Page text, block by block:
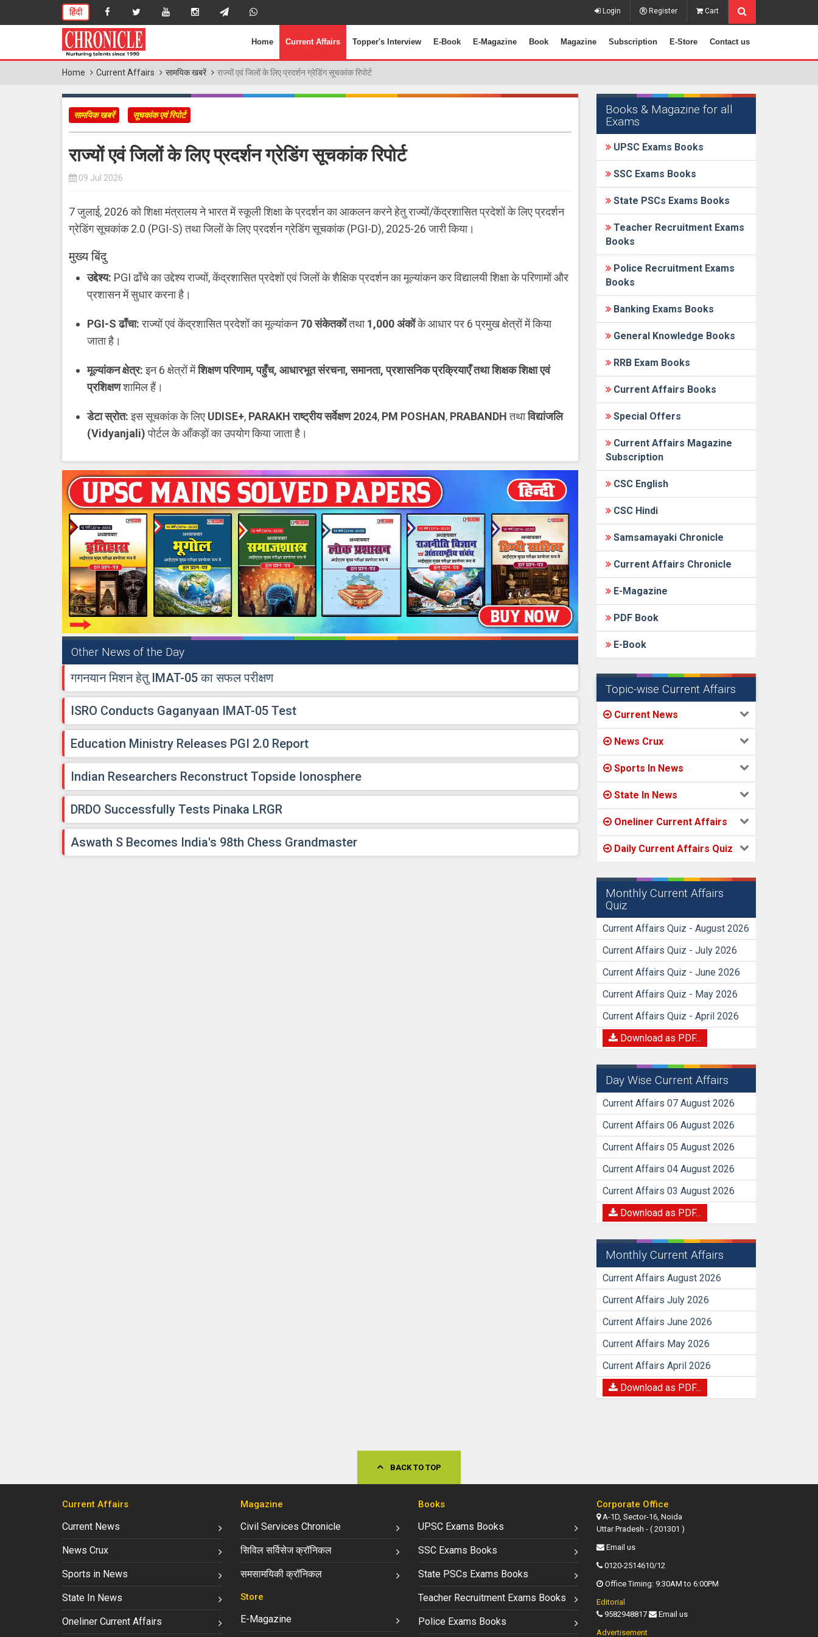
हिंदी Login Register Cart
Home Current Affairs Topper's Interview E-Book E-Magazine Book Magazine Subscription E-Store Contact us
Home Current Affairs सामयिक खबरें राज्यों एवं जिलों के लिए प्रदर्शन ग्रेडिंग सूचकांक रिपोर्ट
सामयिक खबरें सूचकांक एवं रिपोर्ट
राज्यों एवं जिलों के लिए प्रदर्शन ग्रेडिंग सूचकांक रिपोर्ट
09 Jul 2026
7 जुलाई, 2026 को शिक्षा मंत्रालय ने भारत में स्कूली शिक्षा के प्रदर्शन का आकलन करने हेतु राज्यों/केंद्रशासित प्रदेशों के लिए प्रदर्शन
ग्रेडिंग सूचकांक 2.0 (PGI-S) तथा जिलों के लिए प्रदर्शन ग्रेडिंग सूचकांक (PGI-D), 2025-26 जारी किया।
मुख्य बिंदु
उद्देश्य: PGI ढाँचे का उद्देश्य राज्यों, केंद्रशासित प्रदेशों एवं जिलों के शैक्षिक प्रदर्शन का मूल्यांकन कर विद्यालयी शिक्षा के परिणामों और
प्रशासन में सुधार करना है।
PGI-S ढाँचा:राज्यों एवं केंद्रशासित प्रदेशों का मूल्यांकन70 संकेतकोंतथा1,000 अंकोंके आधार पर 6 प्रमुख क्षेत्रों में किया
जाता है।
मूल्यांकन क्षेत्र:इन 6 क्षेत्रों मेंशिक्षण परिणाम, पहुँच, आधारभूत संरचना, समानता, प्रशासनिक प्रक्रियाएँ तथा शिक्षक शिक्षा एवं
प्रशिक्षणशामिल हैं।
डेटा स्रोत:इस सूचकांक के लिए UDISE+, PARAKH राष्ट्रीय सर्वेक्षण 2024, PM POSHAN, PRABANDHतथाविद्यांजलि
(Vidyanjali)पोर्टल के आँकड़ों का उपयोग किया जाता है।
Other News of the Day
गगनयान मिशन हेतु IMAT-05 का सफल परीक्षण
ISRO Conducts Gaganyaan IMAT-05 Test
Education Ministry Releases PGI 2.0 Report
Indian Researchers Reconstruct Topside Ionosphere
DRDO Successfully Tests Pinaka LRGR
Aswath S Becomes India's 98th Chess Grandmaster
Books & Magazine for all
Exams
UPSC Exams Books
SSC Exams Books
State PSCs Exams Books
Teacher Recruitment Exams
Books
Police Recruitment Exams
Books
Banking Exams Books
General Knowledge Books
RRB Exam Books
Current Affairs Books
Special Offers
Current Affairs Magazine
Subscription
CSC English
CSC Hindi
Samsamayaki Chronicle
Current Affairs Chronicle
E-Magazine
PDF Book
E-Book
Topic-wise Current Affairs
Current News
News Crux
Sports In News
State In News
Oneliner Current Affairs
Daily Current Affairs Quiz
Monthly Current Affairs
Quiz
Current Affairs Quiz - August 2026
Current Affairs Quiz - July 2026
Current Affairs Quiz - June 2026
Current Affairs Quiz - May 2026
Current Affairs Quiz - April 2026
Download as PDF...
Day Wise Current Affairs
Current Affairs 07 August 2026
Current Affairs 06 August 2026
Current Affairs 05 August 2026
Current Affairs 04 August 2026
Current Affairs 03 August 2026
Download as PDF...
Monthly Current Affairs
Current Affairs August 2026
Current Affairs July 2026
Current Affairs June 2026
Current Affairs May 2026
Current Affairs April 2026
Download as PDF...
BACK TO TOP
Current Affairs
Current News
News Crux
Sports in News
State In News
Oneliner Current Affairs
Magazine
Civil Services Chronicle
सिविल सर्विसेज क्रॉनिकल
समसामयिकी क्रॉनिकल
Store
E-Magazine
Books
UPSC Exams Books
SSC Exams Books
State PSCs Exams Books
Teacher Recruitment Exams Books
Police Exams Books
Corporate Office
A-1D, Sector-16, Noida
Uttar Pradesh - ( 201301 )
Email us
0120-2514610/12
Office Timing: 9:30AM to 6:00PM
Editorial
9582948817
Email us
Advertisement